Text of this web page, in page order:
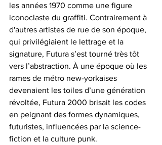
les années 1970 comme une figure
iconoclaste du graffiti. Contrairement à
d'autres artistes de rue de son époque,
qui privilégiaient le lettrage et la
signature, Futura s’est tourné très tôt
vers l’abstraction. À une époque où les
rames de métro new-yorkaises
devenaient les toiles d’une génération
révoltée, Futura 2000 brisait les codes
en peignant des formes dynamiques,
futuristes, influencées par la science-
fiction et la culture punk.